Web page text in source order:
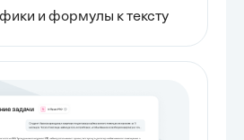
и формулы к тексту